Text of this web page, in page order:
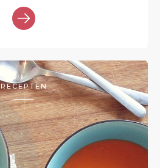
RECEPTEN